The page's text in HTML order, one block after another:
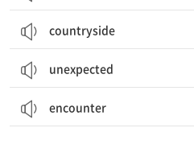
countryside
unexpected
encounter